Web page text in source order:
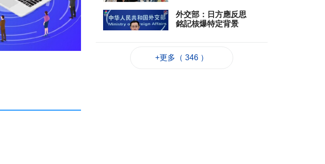
外交部：日方應反思
銘記核爆特定背景
+更多（ 346 ）